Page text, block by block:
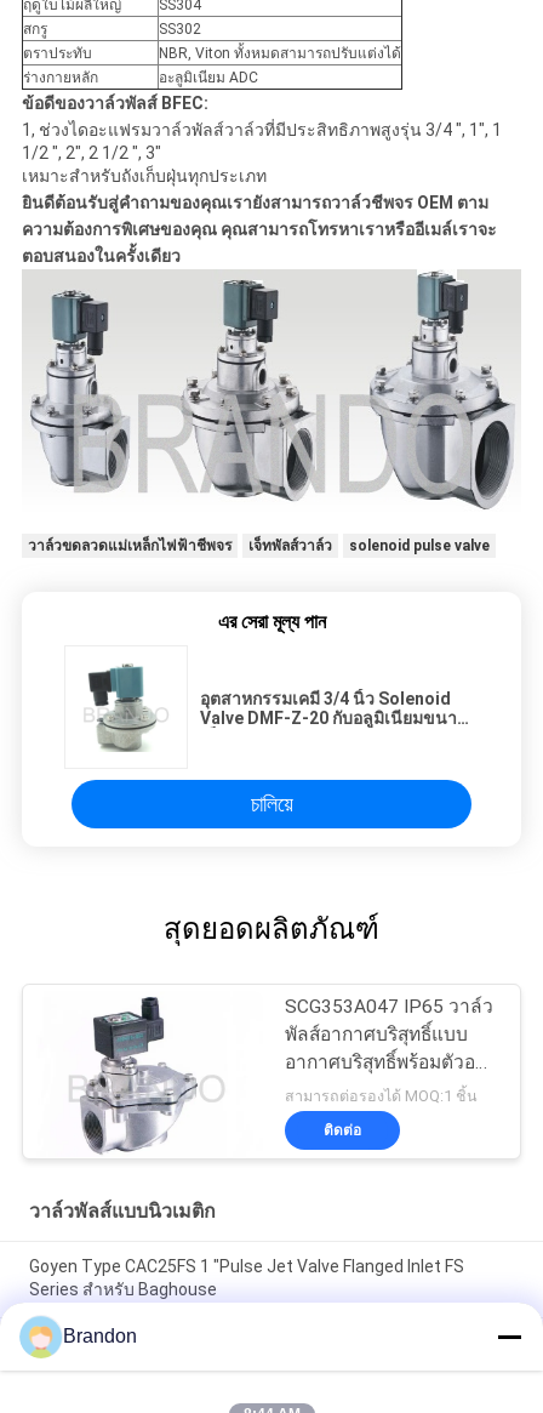
ฤดูใบไม้ผลิใหญ่
SS304
สกรู
SS302
ตราประทับ
NBR, Viton ทั้งหมดสามารถปรับแต่งได้
ร่างกายหลัก
อะลูมิเนียม ADC
ข้อดีของวาล์วพัลส์ BFEC:
1, ช่วงไดอะแฟรมวาล์วพัลส์วาล์วที่มีประสิทธิภาพสูงรุ่น 3/4 ", 1", 1
1/2 ", 2", 2 1/2 ", 3"
เหมาะสำหรับถังเก็บฝุ่นทุกประเภท
ยินดีต้อนรับสู่คำถามของคุณเรายังสามารถวาล์วชีพจร OEM ตาม
ความต้องการพิเศษของคุณ คุณสามารถโทรหาเราหรืออีเมล์เราจะ
ตอบสนองในครั้งเดียว
วาล์วขดลวดแม่เหล็กไฟฟ้าชีพจร เจ็ทพัลส์วาล์ว solenoid pulse valve
এর সেরা মূল্য পান
อุตสาหกรรมเคมี 3/4 นิ้ว Solenoid
Valve DMF-Z-20 กับอลูมิเนียมขนาด
চালিয়ে
สุดยอดผลิตภัณฑ์
SCG353A047 IP65 วาล์ว
พัลส์อากาศบริสุทธิ์แบบ
อากาศบริสุทธิ์พร้อมตัวอลู
มิเนียมหล่อ
สามารถต่อรองได้ MOQ:1 ชิ้น
ติดต่อ
วาล์วพัลส์แบบนิวเมติก
Goyen Type CAC25FS 1 "Pulse Jet Valve Flanged Inlet FS
Series สำหรับ Baghouse
Goyen Type CA45DD 1 1/2 '' Pulse Jet Valve Dresser Nut DD
Series
Brandon